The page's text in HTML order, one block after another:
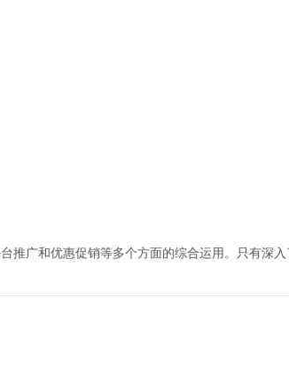
推广和优惠促销等多个方面的综合运用。只有深